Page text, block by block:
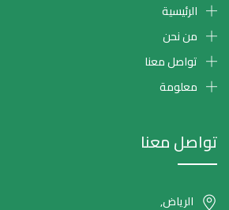
الرئيسية
من نحن
تواصل معنا
معلومة
تواصل معنا
الرياض,